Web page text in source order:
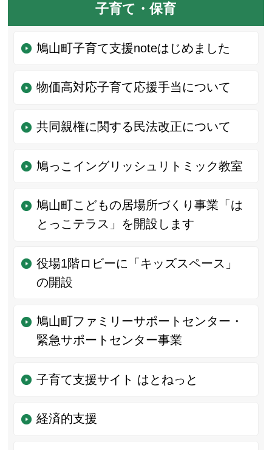
子育て・保育
鳩山町子育て支援noteはじめました
物価高対応子育て応援手当について
共同親権に関する民法改正について
鳩っこイングリッシュリトミック教室
鳩山町こどもの居場所づくり事業「は
とっこテラス」を開設します
役場1階ロビーに「キッズスペース」
の開設
鳩山町ファミリーサポートセンター・
緊急サポートセンター事業
子育て支援サイト はとねっと
経済的支援